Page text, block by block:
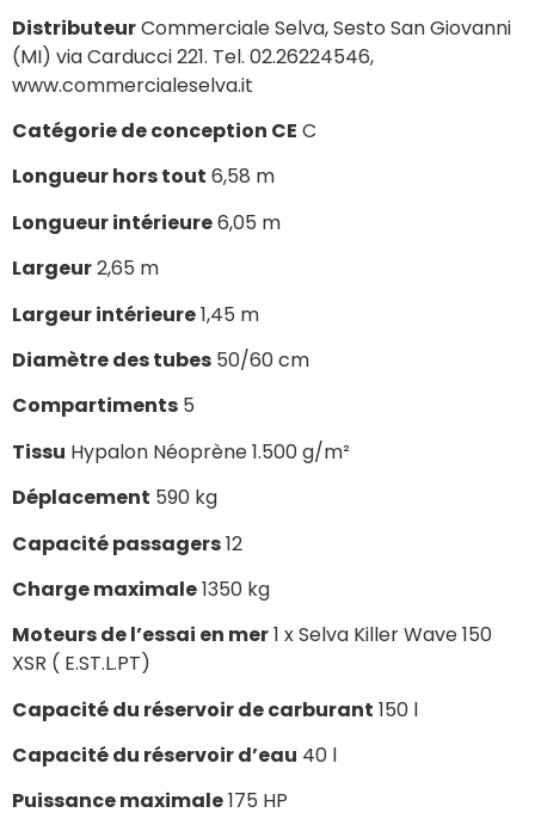
DistributeurCommerciale Selva, Sesto San Giovanni
(MI) via Carducci 221. Tel. 02.26224546,
www.commercialeselva.it
Catégorie de conception CE C
Longueur hors tout 6,58 m
Longueur intérieure6,05 m
Largeur2,65 m
Largeur intérieure1,45 m
Diamètre des tubes 50/60 cm
Compartiments 5
Tissu Hypalon Néoprène 1.500 g/m²
Déplacement 590 kg
Capacité passagers12
Charge maximale1350 kg
Moteurs de l’essai en mer1 x Selva Killer Wave 150
XSR ( E.ST.L.PT)
Capacité du réservoir de carburant 150 l
Capacité du réservoir d’eau 40 l
Puissance maximale175 HP